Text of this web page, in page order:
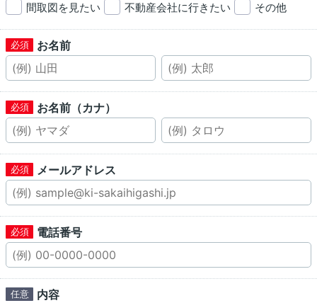
間取図を見たい
不動産会社に行きたい その他
お名前
お名前（カナ）
メールアドレス
電話番号
内容